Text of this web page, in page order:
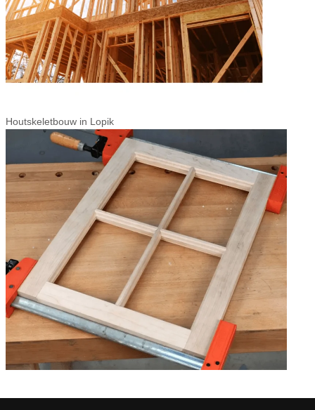
Houtskeletbouw in Lopik